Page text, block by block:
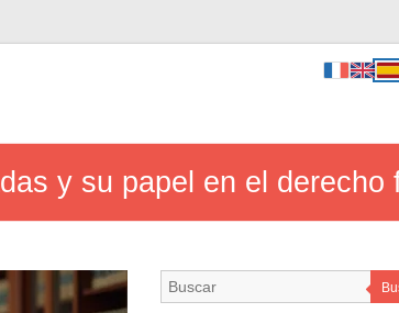
y su papel en el derecho